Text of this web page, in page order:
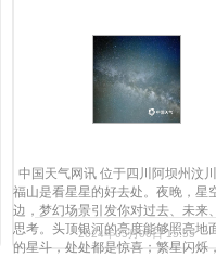
中国天气网讯 位于四川阿坝州汶
福山是看星星的好去处。夜晚，星
边，梦幻场景引发你对过去、未来
思考。头顶银河的亮度能够照亮地
的星斗，处处都是惊喜；繁星闪烁
2024年05月06日 15:55